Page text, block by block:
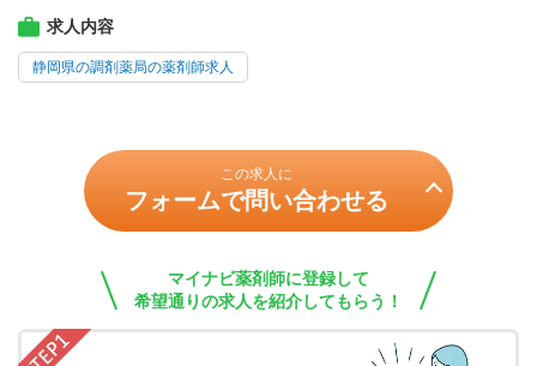
求人内容
静岡県の調剤薬局の薬剤師求人
この求人に
フォームで問い合わせる
マイナビ薬剤師に登録して
希望通りの求人を紹介してもらう！